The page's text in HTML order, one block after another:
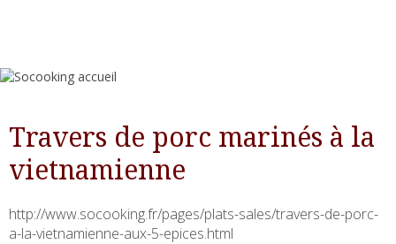
Travers de porc marinés à la
vietnamienne
http://www.socooking.fr/pages/plats-sales/travers-de-porc-
a-la-vietnamienne-aux-5-epices.html